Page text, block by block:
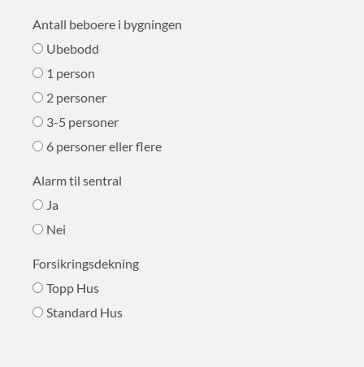
Antall beboere i bygningen
Ubebodd
1 person
2 personer
3-5 personer
6 personer eller flere
Alarm til sentral
Ja
Nei
Forsikringsdekning
Topp Hus
Standard Hus